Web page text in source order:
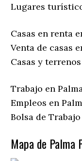
Lugares
Casas en renta
Venta de casas
Casas y terrenos
Trabajo en
Empleos en
Bolsa de Trabajo
Mapa de Palma